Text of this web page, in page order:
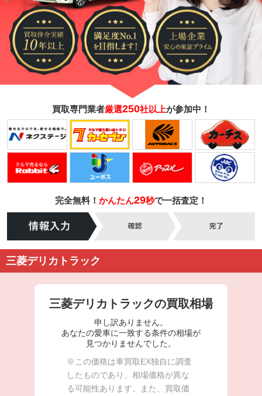
買取専門業者厳選250社以上が参加中！
完全無料！ かんたん29秒で一括査定！
三菱デリカトラック
三菱デリカトラックの買取相場
申し訳ありません。
あなたの愛車に一致する条件の相場が
見つかりませんでした。
※この価格は車買取EX独自に調査
したものであり、相場価格が異な
る可能性あります。また、買取価